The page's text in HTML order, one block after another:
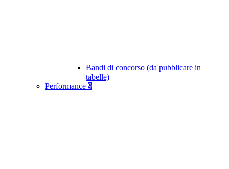
Bandi di concorso (da pubblicare in
tabelle)
Performance 9